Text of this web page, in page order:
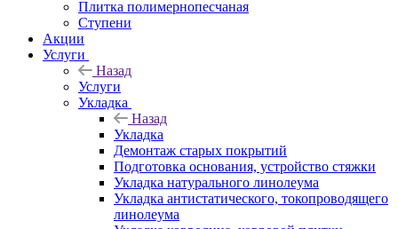
Плитка полимернопесчаная
Ступени
Акции
Услуги
Назад
Услуги
Укладка
Назад
Укладка
Демонтаж старых покрытий
Подготовка основания, устройство стяжки
Укладка натурального линолеума
Укладка антистатического, токопроводящего
линолеума